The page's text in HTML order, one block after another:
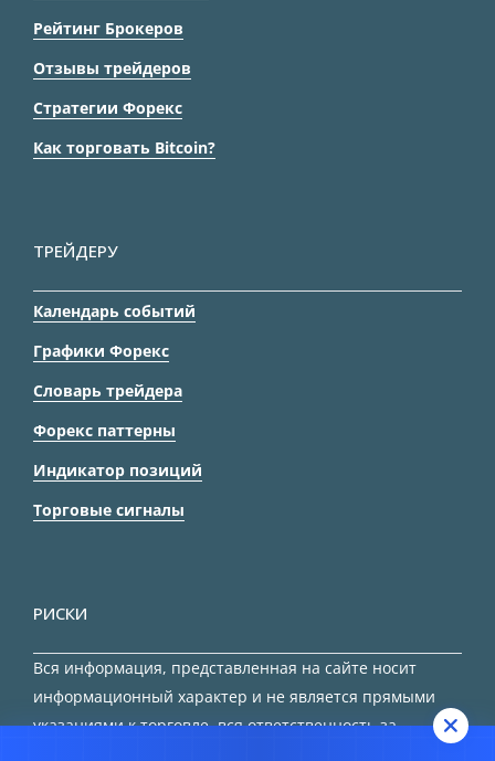
Рейтинг Брокеров
Отзывы трейдеров
Стратегии Форекс
Как торговать Bitcoin?
ТРЕЙДЕРУ
Календарь событий
Графики Форекс
Словарь трейдера
Форекс паттерны
Индикатор позиций
Торговые сигналы
РИСКИ
Вся информация, представленная на сайте носит
информационный характер и не является прямыми
указаниями к торговле, вся ответственность за